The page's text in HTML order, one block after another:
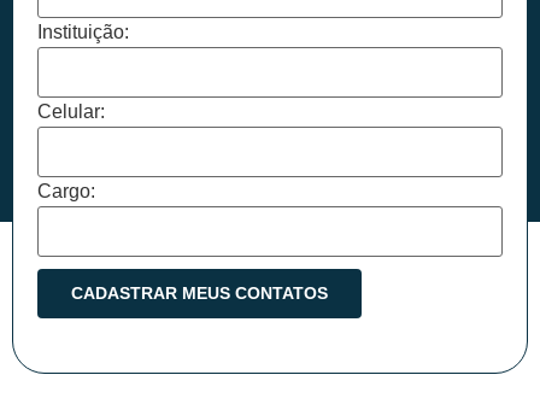
Instituição:
Celular:
Cargo: